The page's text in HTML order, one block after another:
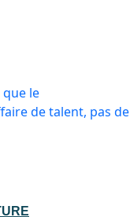
que le
de talent, pas de